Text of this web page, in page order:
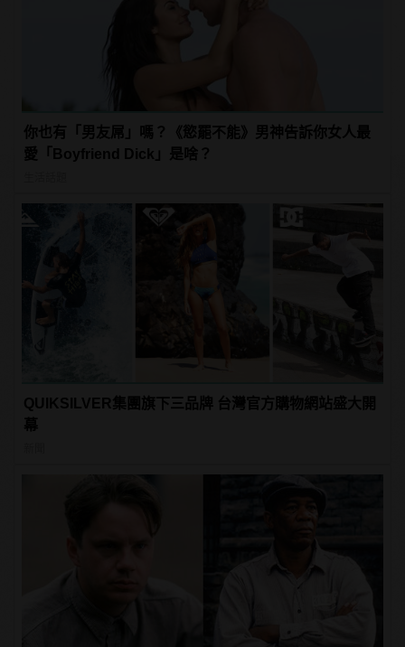
你也有「男友屌」嗎？《慾罷不能》男神告訴你女人最
愛「Boyfriend Dick」是啥？
QUIKSILVER集團旗下三品牌 台灣官方購物網站盛大開
幕